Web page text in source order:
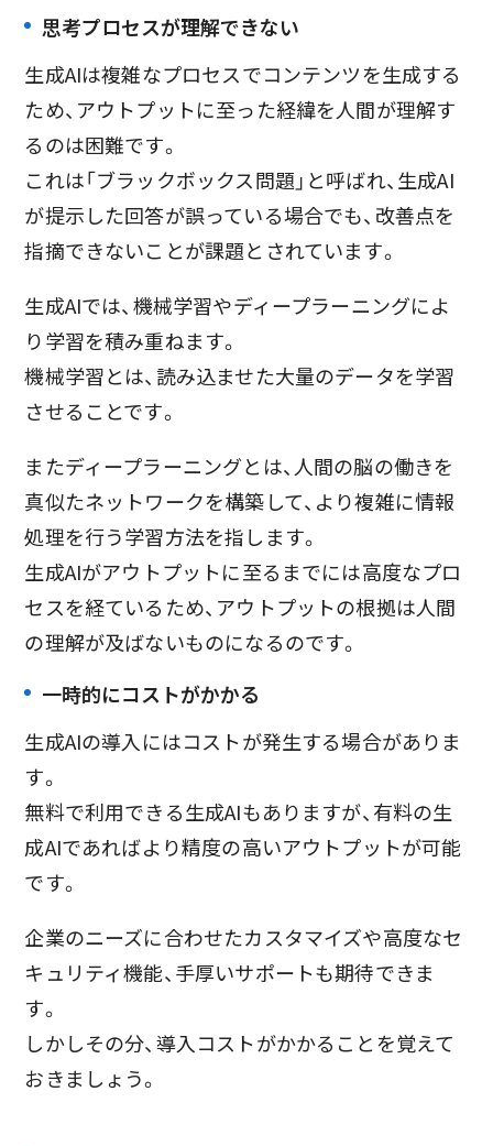
思考プロセスが理解できない
生成AIは複雑なプロセスでコンテンツを生成する
ため、アウトプットに至った経緯を人間が理解す
るのは困難です。
これは「ブラックボックス問題」と呼ばれ、生成AI
が提示した回答が誤っている場合でも、改善点を
指摘できないことが課題とされています。
生成AIでは、機械学習やディープラーニングによ
り学習を積み重ねます。
機械学習とは、読み込ませた大量のデータを学習
させることです。
またディープラーニングとは、人間の脳の働きを
真似たネットワークを構築して、より複雑に情報
処理を行う学習方法を指します。
生成AIがアウトプットに至るまでには高度なプロ
セスを経ているため、アウトプットの根拠は人間
の理解が及ばないものになるのです。
一時的にコストがかかる
生成AIの導入にはコストが発生する場合がありま
す。
無料で利用できる生成AIもありますが、有料の生
成AIであればより精度の高いアウトプットが可能
です。
企業のニーズに合わせたカスタマイズや高度なセ
キュリティ機能、手厚いサポートも期待できま
す。
しかしその分、導入コストがかかることを覚えて
おきましょう。